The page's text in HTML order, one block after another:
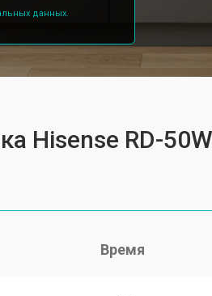
данных.
Hisense RD-
Время